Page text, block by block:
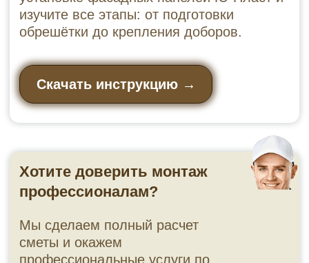
Ваш телефон
+7
✔ Звонок за 10 минут — никаких
автодозвонов
✔ Всё по делу — без спама и навязчивости
✔ Консультация бесплатна и ни к чему не
Оставьте телефон — мы перезвоним,
рассчитаем количество панелей,
сэкономить